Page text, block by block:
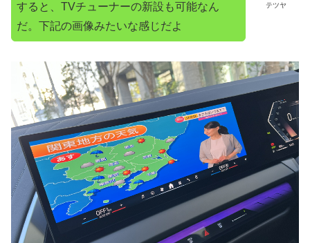
テツヤ
すると、TVチューナーの新設も可能なん
だ。下記の画像みたいな感じだよ